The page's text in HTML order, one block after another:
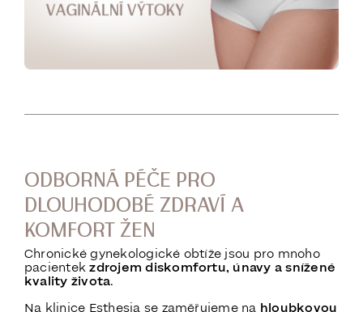
ODBORNÁ PÉČE PRO
DLOUHODOBÉ ZDRAVÍ A
KOMFORT ŽEN
Chronické gynekologické obtíže jsou pro mnoho
pacientekzdrojem diskomfortu, únavy a snížené
kvality života.
Na klinice Esthesia se zaměřujeme na hloubkovou